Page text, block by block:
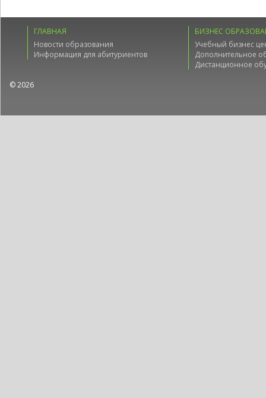
ГЛАВНАЯ
Новости образования
Информация для абитуриентов
БИЗНЕС
Учебный бизнес
Дополнительное
Дистанционное
© 2026